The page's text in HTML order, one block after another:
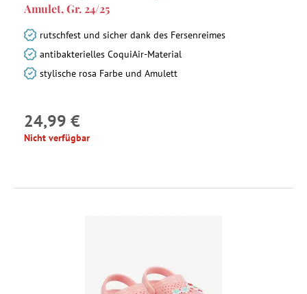
Amulet, Gr. 24/25
rutschfest und sicher dank des Fersenreimes
antibakterielles CoquiAir-Material
stylische rosa Farbe und Amulett
24,99 €
Nicht verfügbar